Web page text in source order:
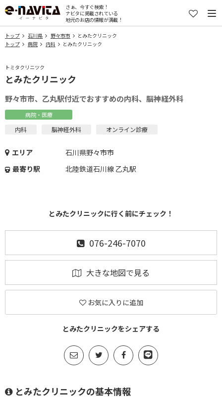
さぁ、今すぐ検索！
ナビタに掲載されている
地元のお店の情報が満載！
トップ 石川県 野々市市
とみたクリニック
トップ
病院 内科 とみたクリニック
トミタクリニツク
とみたクリニック
野々市市、乙丸駅付近でおすすめの内科、脳神経外科
病院・医療
内科 脳神経外科 オンライン診療
エリア
石川県野々市市
最寄り駅
北陸鉄道石川線 乙丸駅
とみたクリニックに行く前にチェック！
076-246-7070
大きな地図で見る
お気に入りに追加
とみたクリニックをシェアする
とみたクリニックの基本情報